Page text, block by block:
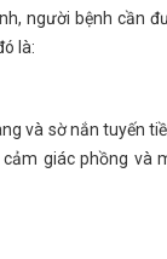
người bệnh cần
là:
và sờ nắn tuyến
giác phồng và